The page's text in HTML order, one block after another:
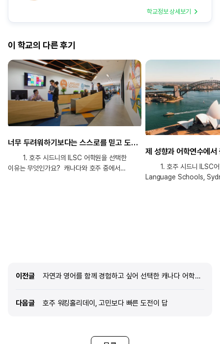
학교정보 상세보기
이 학교의 다른 후기
너무 두려워하기보다는 스스로를 믿고 도전해 보신다면 분명 값진 경험으로 남을 것 같아요!
1. 호주 시드니의 ILSC 어학원을 선택한
이유는 무엇인가요? 캐나다와 호주 중에서
기대할 수 있는 곳이라고 느꼈습니다. 다양한
국적의 학생들과 함께 공부하며 영어를 자연스럽게
다가왔습니다. 전체적으로 학업, 생활, 교류 측면이
1. 호주 시드니 ILSC어
Language Schools,
어학연수에서 중요하게 생
덕분에 막연했던 고민이 정
이전글 이전글
자연과 영어를 함께 경험하고 싶어 선택한 캐나다 어학연수
다음글 다음글
호주 워킹홀리데이, 고민보다 빠른 도전이 답